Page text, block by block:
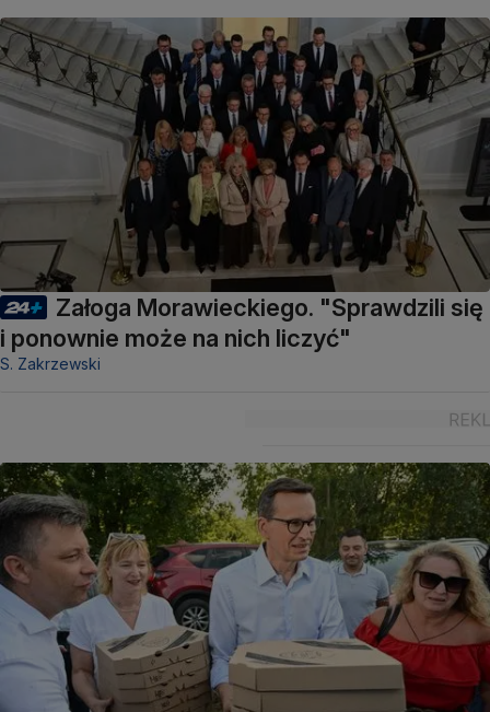
Załoga Morawieckiego. "Sprawdzili się
i ponownie może na nich liczyć"
S. Zakrzewski